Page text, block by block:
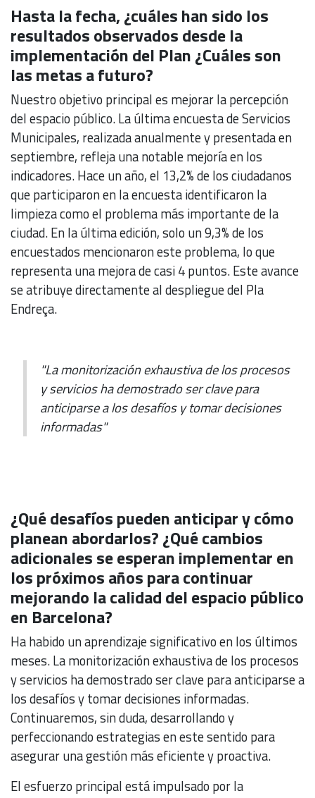
Hasta la fecha, ¿cuáles han sido los
resultados observados desde la
implementación del Plan ¿Cuáles son
las metas a futuro?
Nuestro objetivo principal es mejorar la percepción
del espacio público. La última encuesta de Servicios
Municipales, realizada anualmente y presentada en
septiembre, refleja una notable mejoría en los
indicadores. Hace un año, el 13,2% de los ciudadanos
que participaron en la encuesta identificaron la
limpieza como el problema más importante de la
ciudad. En la última edición, solo un 9,3% de los
encuestados mencionaron este problema, lo que
representa una mejora de casi 4 puntos. Este avance
se atribuye directamente al despliegue del Pla
Endreça.
"La monitorización exhaustiva de los procesos
y servicios ha demostrado ser clave para
anticiparse a los desafíos y tomar decisiones
informadas"
¿Qué desafíos pueden anticipar y cómo
planean abordarlos? ¿Qué cambios
adicionales se esperan implementar en
los próximos años para continuar
mejorando la calidad del espacio público
en Barcelona?
Ha habido un aprendizaje significativo en los últimos
meses. La monitorización exhaustiva de los procesos
y servicios ha demostrado ser clave para anticiparse a
los desafíos y tomar decisiones informadas.
Continuaremos, sin duda, desarrollando y
perfeccionando estrategias en este sentido para
asegurar una gestión más eficiente y proactiva.
El esfuerzo principal está impulsado por la